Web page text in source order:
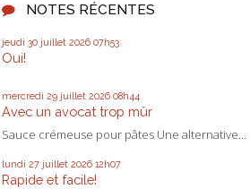
NOTES RÉCENTES
jeudi 30 juillet 2026 07h53
Oui!
mercredi 29 juillet 2026 08h44
Avec un avocat trop mûr
Sauce crémeuse pour pâtes Une alternative...
lundi 27 juillet 2026 12h07
Rapide et facile!